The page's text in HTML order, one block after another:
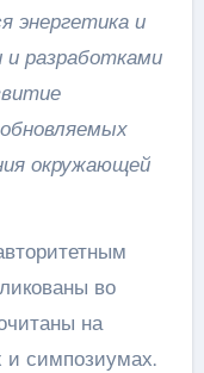
энергетика и
разработками
окружающей
во
на
и симпозиумах.